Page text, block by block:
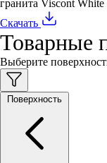
гранита Viscont White
Скачать
Товарные
Выберите